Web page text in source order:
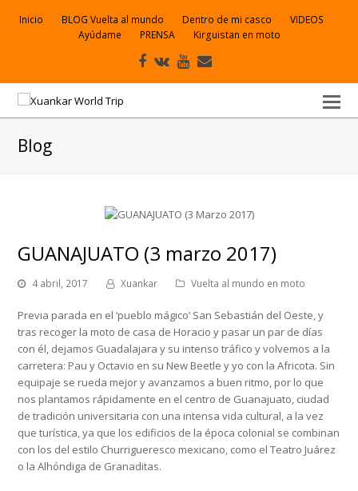
Inicio BLOG Vuelta al mundo Dentro de mi casco
VIDEOS
Ayúdame
PRENSA Kirguistan en moto
Facebook
VK Youtube
electrónico
Blog
GUANAJUATO (3 marzo 2017)
4 abril, 2017 Xuankar Vuelta al mundo en moto
Previa parada en el ‘pueblo mágico’ San Sebastián del Oeste, y
tras recoger la moto de casa de Horacio y pasar un par de días
con él, dejamos Guadalajara y su intenso tráfico y volvemos a la
carretera: Pau y Octavio en su New Beetle y yo con la Africota. Sin
equipaje se rueda mejor y avanzamos a buen ritmo, por lo que
nos plantamos rápidamente en el centro de Guanajuato, ciudad
de tradición universitaria con una intensa vida cultural, a la vez
que turística, ya que los edificios de la época colonial se combinan
con los del estilo Churrigueresco mexicano, como el Teatro Juárez
o la Alhóndiga de Granaditas.